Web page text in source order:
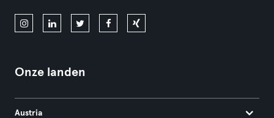
Onze landen
Austria